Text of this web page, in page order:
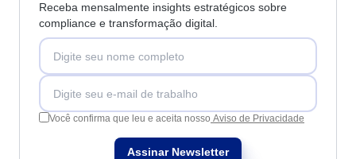
Receba mensalmente insights estratégicos sobre
compliance e transformação digital.
Você confirma que leu e aceita nosso Aviso de Privacidade
Assinar Newsletter